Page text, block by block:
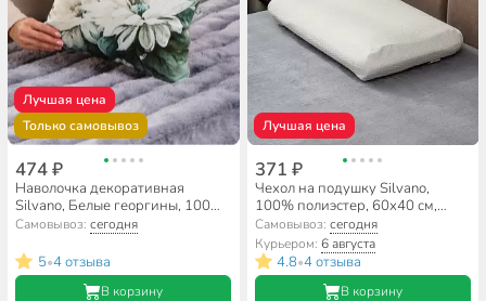
Лучшая цена
Только самовывоз
474 ₽
Наволочка декоративная
Silvano, Белые георгины, 100%
полиэстер, 40 х 40 см
Самовывоз:сегодня
5•4 отзыва
В корзину
Лучшая цена
371 ₽
Чехол на подушку Silvano,
100% полиэстер, 60х40 см,
ортопедический, TX002
Самовывоз: сегодня
Курьером: 6 августа
4.8•4 отзыва
В корзину